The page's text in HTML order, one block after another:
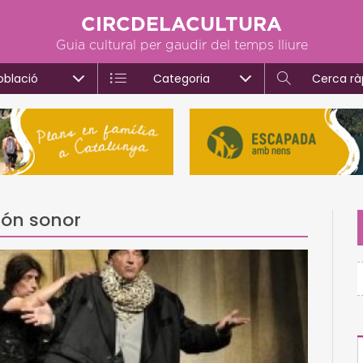
CIRCDELACULTURA
Guia cultural per gaudir del temps lliure
Categoria Cerca
sonor